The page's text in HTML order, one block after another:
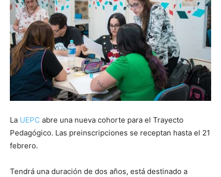
La UEPC abre una nueva cohorte para el Trayecto
Pedagógico. Las preinscripciones se receptan hasta el 21
febrero.
Tendrá una duración de dos años, está destinado a